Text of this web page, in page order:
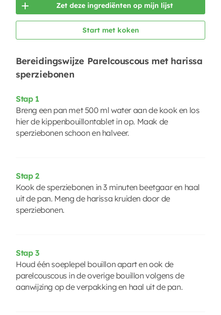
Zet deze ingrediënten op mijn lijst
Start met koken
Bereidingswijze Parelcouscous met harissa
sperziebonen
Stap 1
Breng een pan met 500 ml water aan de kook en los
hier de kippenbouillontablet in op. Maak de
sperziebonen schoon en halveer.
Stap 2
Kook de sperziebonen in 3 minuten beetgaar en haal
uit de pan. Meng de harissa kruiden door de
sperziebonen.
Stap 3
Houd één soeplepel bouillon apart en ook de
parelcouscous in de overige bouillon volgens de
aanwijzing op de verpakking en haal uit de pan.